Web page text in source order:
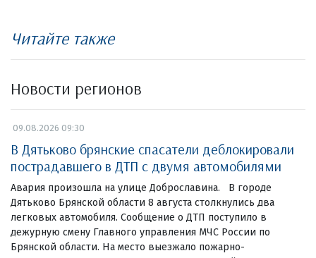
Читайте также
Новости регионов
09.08.2026 09:30
В Дятьково брянские спасатели деблокировали
пострадавшего в ДТП с двумя автомобилями
Авария произошла на улице Доброславина. В городе
Дятьково Брянской области 8 августа столкнулись два
легковых автомобиля. Сообщение о ДТП поступило в
дежурную смену Главного управления МЧС России по
Брянской области. На место выезжало пожарно-